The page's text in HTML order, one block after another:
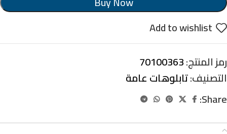
Add to wishlist
رمز المنتج:70100363
التصنيف:تابلوهات عامة
Share: